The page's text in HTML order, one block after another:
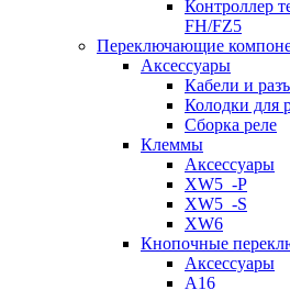
Контроллер
FH/FZ5
Переключающие
Аксессуары
Кабели и
Колодки для
Сборка реле
Клеммы
Аксессуары
XW5_-P
XW5_-S
XW6
Кнопочные
Аксессуары
A16